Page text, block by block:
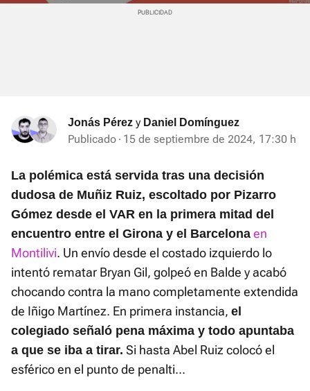
Jonás Pérez y Daniel Domínguez
Publicado 15 de septiembre de 2024, 17:30 h
La polémica está servida tras una decisión
dudosa de Muñiz Ruiz, escoltado por Pizarro
Gómez desde el VAR en la primera mitad del
encuentro entre el Girona y el Barcelona en
Montilivi. Un envío desde el costado izquierdo lo
intentó rematar Bryan Gil, golpeó en Balde y acabó
chocando contra la mano completamente extendida
de Iñigo Martínez. En primera instancia, el
colegiado señaló pena máxima y todo apuntaba
a que se iba a tirar. Si hasta Abel Ruiz colocó el
esférico en el punto de penalti...